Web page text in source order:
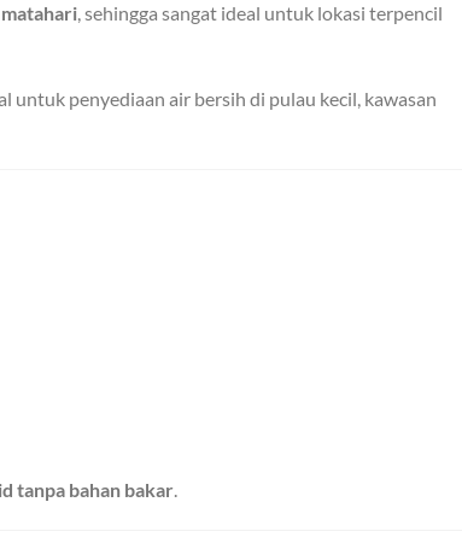
, sehingga sangat ideal untuk lokasi terpencil
penyediaan air bersih di pulau kecil, kawasan
tanpa bahan bakar.